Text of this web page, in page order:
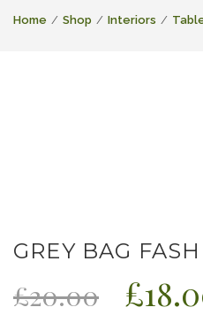
Home Shop Interiors
GREY BAG
£20.00 £